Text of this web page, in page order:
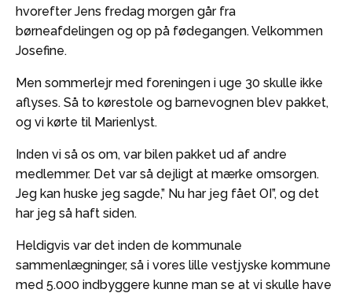
hvorefter Jens fredag morgen går fra
børneafdelingen og op på fødegangen. Velkommen
Josefine.
Men sommerlejr med foreningen i uge 30 skulle ikke
aflyses. Så to kørestole og barnevognen blev pakket,
og vi kørte til Marienlyst.
Inden vi så os om, var bilen pakket ud af andre
medlemmer. Det var så dejligt at mærke omsorgen.
Jeg kan huske jeg sagde,” Nu har jeg fået OI”, og det
har jeg så haft siden.
Heldigvis var det inden de kommunale
sammenlægninger, så i vores lille vestjyske kommune
med 5.000 indbyggere kunne man se at vi skulle have